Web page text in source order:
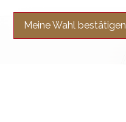
Meine Wahl bestätigen